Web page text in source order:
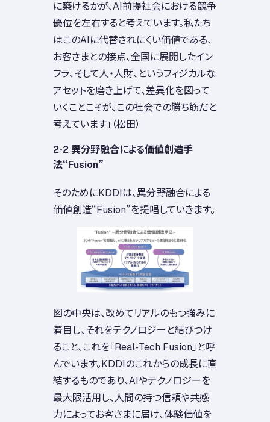
に築けるかが、AI前提社会における競争
優位を左右すると考えています。私たち
はこのAIに代替されにくい価値である、
お客さまとの接点、全国に展開したイン
フラ、そして人・人財、というフィジカルな
アセットを磨き上げて、差異化を図って
いくことこそが、この社会での勝ち筋だと
考えています」（松田）
2-2 異分野融合による価値創造手
法“Fusion”
そのためにKDDIは、異分野融合による
価値創造“Fusion”を提唱していきます。
図の中央は、改めてリアルのもつ強みに
着目し、それをテクノロジーと結びつけ
ること、これを「Real-Tech Fusion」と呼
んでいます。KDDIのこれからの成長に直
結するものであり、AIやテクノロジーを
最大限活用し、人間の持つ信頼や共感
力によってお客さまに届け、体験価値を